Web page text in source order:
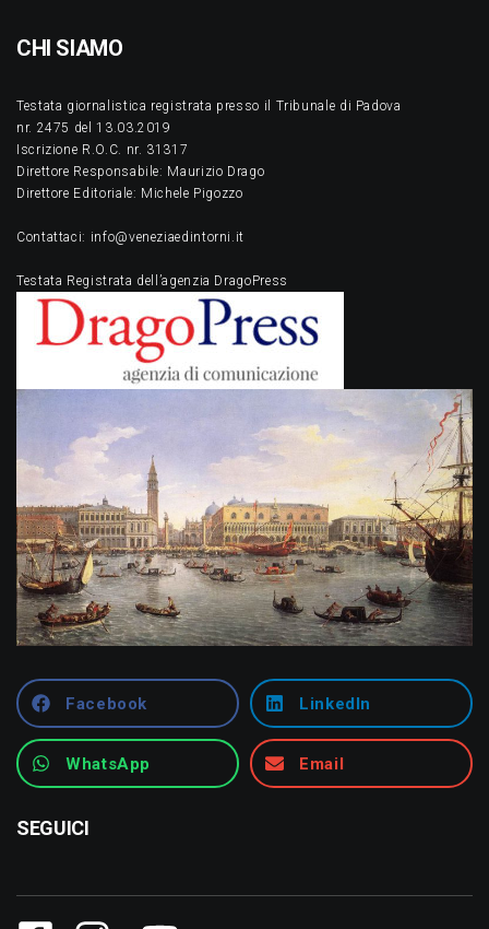
CHI SIAMO
Testata giornalistica registrata presso il Tribunale di Padova
nr. 2475 del 13.03.2019
Iscrizione R.O.C. nr. 31317
Direttore Responsabile: Maurizio Drago
Direttore Editoriale: Michele Pigozzo
Contattaci: info@veneziaedintorni.it
Testata Registrata dell’agenzia DragoPress
Facebook LinkedIn
WhatsApp Email
SEGUICI